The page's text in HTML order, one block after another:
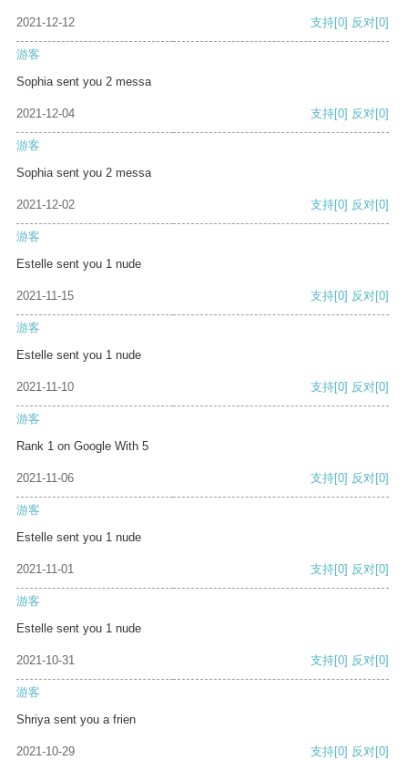
2021-12-12 支持[0] 反对[0]
游客
Sophia sent you 2 messa
2021-12-04 支持[0] 反对[0]
游客
Sophia sent you 2 messa
2021-12-02 支持[0] 反对[0]
游客
Estelle sent you 1 nude
2021-11-15 支持[0] 反对[0]
游客
Estelle sent you 1 nude
2021-11-10 支持[0] 反对[0]
游客
Rank 1 on Google With 5
2021-11-06 支持[0] 反对[0]
游客
Estelle sent you 1 nude
2021-11-01 支持[0] 反对[0]
游客
Estelle sent you 1 nude
2021-10-31 支持[0] 反对[0]
游客
Shriya sent you a frien
2021-10-29 支持[0] 反对[0]